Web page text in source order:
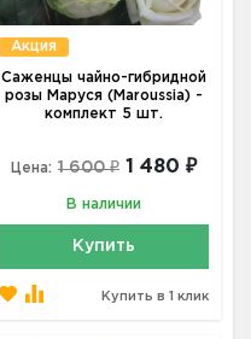
Акция
Саженцы чайно-гибридной
розы Маруся (Maroussia) -
комплект 5 шт.
Цена: 1 600 ₽ 1 480 ₽
В наличии
Купить
Купить в 1 клик